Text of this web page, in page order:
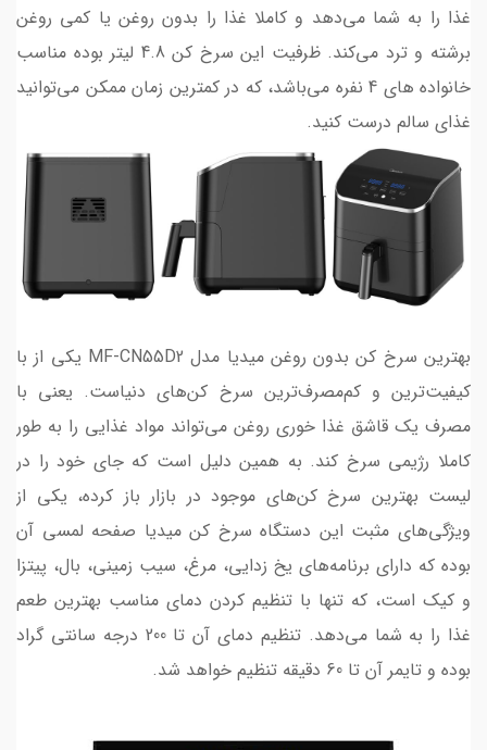
غذا را به شما می‌دهد و کاملا غذا را بدون روغن یا کمی روغن
برشته و ترد می‌کند. ظرفیت این سرخ کن 4.8 لیتر بوده مناسب
خانواده های 4 نفره می‌باشد، که در کمترین زمان ممکن می‌توانید
غذای سالم درست کنید.
بهترین سرخ کن بدون روغن میدیا مدل MF-CN55D2 یکی از با
کیفیت‌ترین و کم‌مصرف‌ترین سرخ کن‌های دنیاست. یعنی با
مصرف یک قاشق غذا خوری روغن می‌تواند مواد غذایی را به طور
کاملا رژیمی سرخ کند. به همین دلیل است که جای خود را در
لیست بهترین سرخ کن‌های موجود در بازار باز کرده، یکی از
ویژگی‌های مثبت این دستگاه سرخ کن میدیا صفحه لمسی آن
بوده که دارای برنامه‌های یخ زدایی، مرغ، سیب زمینی، بال، پیتزا
و کیک است، که تنها با تنظیم کردن دمای مناسب بهترین طعم
غذا را به شما می‎‌دهد. تنظیم دمای آن تا 200 درجه سانتی گراد
بوده و تایمر آن تا 60 دقیقه تنظیم خواهد شد.